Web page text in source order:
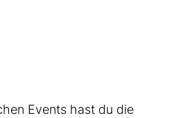
Events hast du die